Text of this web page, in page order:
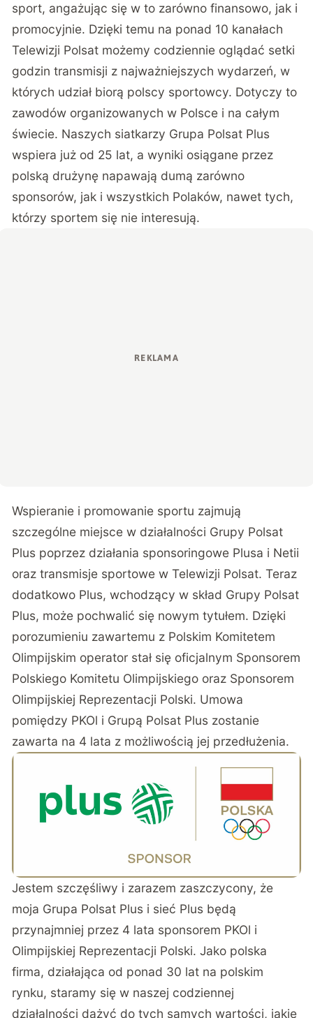
sport, angażując się w to zarówno finansowo, jak i
promocyjnie. Dzięki temu na ponad 10 kanałach
Telewizji Polsat możemy codziennie oglądać setki
godzin transmisji z najważniejszych wydarzeń, w
których udział biorą polscy sportowcy. Dotyczy to
zawodów organizowanych w Polsce i na całym
świecie. Naszych siatkarzy Grupa Polsat Plus
wspiera już od 25 lat, a wyniki osiągane przez
polską drużynę napawają dumą zarówno
sponsorów, jak i wszystkich Polaków, nawet tych,
którzy sportem się nie interesują.
Wspieranie i promowanie sportu zajmują
szczególne miejsce w działalności Grupy Polsat
Plus poprzez działania sponsoringowe Plusa i Netii
oraz transmisje sportowe w Telewizji Polsat. Teraz
dodatkowo Plus, wchodzący w skład Grupy Polsat
Plus, może pochwalić się nowym tytułem. Dzięki
porozumieniu zawartemu z Polskim Komitetem
Olimpijskim operator stał się oficjalnym Sponsorem
Polskiego Komitetu Olimpijskiego oraz Sponsorem
Olimpijskiej Reprezentacji Polski. Umowa
pomiędzy PKOl i Grupą Polsat Plus zostanie
zawarta na 4 lata z możliwością jej przedłużenia.
Jestem szczęśliwy i zarazem zaszczycony, że
moja Grupa Polsat Plus i sieć Plus będą
przynajmniej przez 4 lata sponsorem PKOl i
Olimpijskiej Reprezentacji Polski. Jako polska
firma, działająca od ponad 30 lat na polskim
rynku, staramy się w naszej codziennej
działalności dążyć do tych samych wartości, jakie